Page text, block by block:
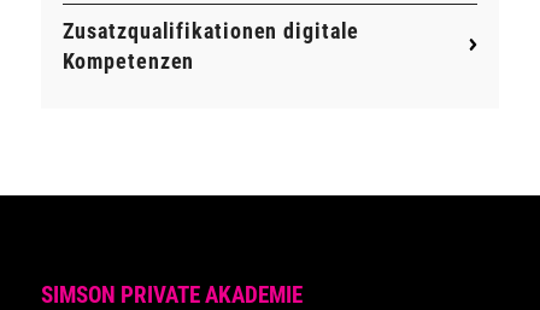
Zusatzqualifikationen digitale
Kompetenzen
SIMSON PRIVATE AKADEMIE